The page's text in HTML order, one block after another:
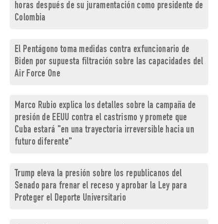
horas después de su juramentación como presidente de
Colombia
El Pentágono toma medidas contra exfuncionario de
Biden por supuesta filtración sobre las capacidades del
Air Force One
Marco Rubio explica los detalles sobre la campaña de
presión de EEUU contra el castrismo y promete que
Cuba estará "en una trayectoria irreversible hacia un
futuro diferente"
Trump eleva la presión sobre los republicanos del
Senado para frenar el receso y aprobar la Ley para
Proteger el Deporte Universitario